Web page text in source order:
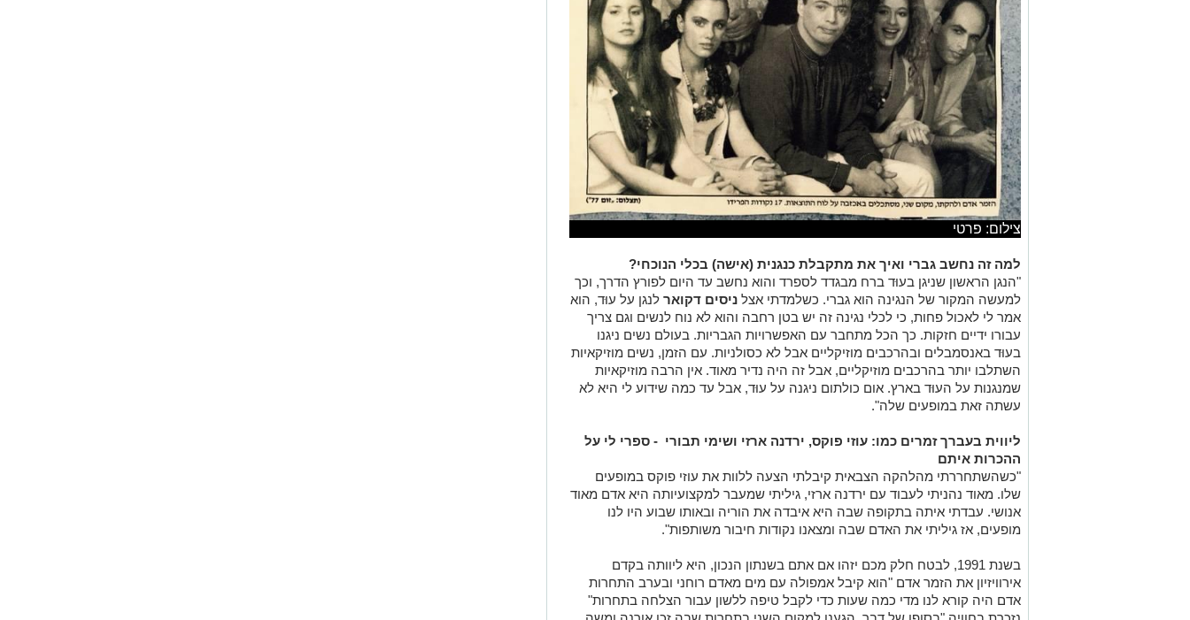
צילום: פרטי
למה זה נחשב גברי ואיך את מתקבלת כנגנית (אישה) בכלי הנוכחי?
"הנגן הראשון שניגן בעוּד ברח מבגדד לספרד והוא נחשב עד היום לפורץ הדרך, וכך
למעשה המקור של הנגינה הוא גברי. כשלמדתי אצלניסים דקוארלנגן על עוּד, הוא
אמר לי לאכול פחות, כי לכלי נגינה זה יש בטן רחבה והוא לא נוח לנשים וגם צריך
עבורו ידיים חזקות. כך הכל מתחבר עם האפשרויות הגבריות. בעולם נשים ניגנו
בעוּד באנסמבלים ובהרכבים מוזיקליים אבל לא כסולניות. עם הזמן, נשים מוזיקאיות
השתלבו יותר בהרכבים מוזיקליים, אבל זה היה נדיר מאוד. אין הרבה מוזיקאיות
שמנגנות על העוּד בארץ. אום כולתום ניגנה על עוּד, אבל עד כמה שידוע לי היא לא
עשתה זאת במופעים שלה".
ליווית בעברך זמרים כמו: עוזי פוקס, ירדנה ארזי ושימי תבורי - ספרי לי על
ההכרות איתם
"כשהשתחררתי מהלהקה הצבאית קיבלתי הצעה ללוות את עוזי פוקס במופעים
אנושי. עבדתי איתה בתקופה שבה היא איבדה את הוריה ובאותו שבוע היו לנו
מופעים, אז גיליתי את האדם שבה ומצאנו נקודות חיבור משותפות".
בשנת 1991, לבטח חלק מכם יזהו אם אתם בשנתון הנכון, היא ליוותה בקדם
אירוויזיון את הזמר אדם "הוא קיבל אמפולה עם מים מאדם רוחני ובערב התחרות
אדם היה קורא לנו מדי כמה שעות כדי לקבל טיפה ללשון עבור הצלחה בתחרות"
נזכרת בחוויה "בסופו של דבר, הגענו למקום השני בתחרות שבה זכו אורנה ומשה
דץ במקום הראשון עם השיר 'כאן'."
ספרי גם על ההכרות עם שימי תבורי?
"הוא חיית במה וכשהוא היה שר בהופעות הקול שלו היה בוקע מתוך הרמקולים.